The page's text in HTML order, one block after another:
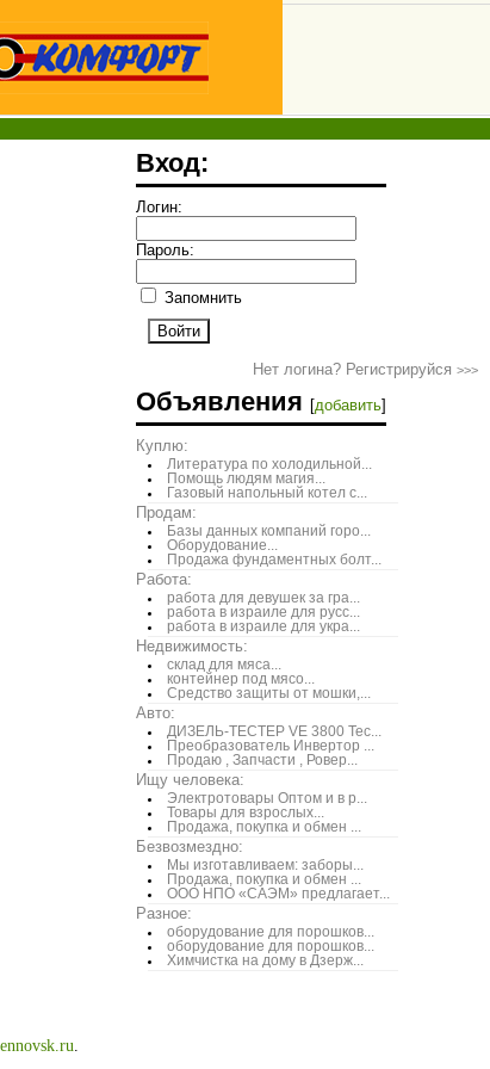
Вход:
Логин:
Пароль:
Запомнить
Нет логина? Регистрируйся >>>
Объявления [добавить]
Куплю:
Литература по холодильной...
Помощь людям магия...
Газовый напольный котел с...
Продам:
Базы данных компаний горо...
Оборудование...
Продажа фундаментных болт...
Работа:
работа для девушек за гра...
работа в израиле для русс...
работа в израиле для укра...
Недвижимость:
склад для мяса...
контейнер под мясо...
Средство защиты от мошки,...
Авто:
ДИЗЕЛЬ-ТЕСТЕР VE 3800 Тес...
Преобразователь Инвертор ...
Продаю , Запчасти , Ровер...
Ищу человека:
Электротовары Оптом и в р...
Товары для взрослых...
Продажа, покупка и обмен ...
Безвозмездно:
Мы изготавливаем: заборы...
Продажа, покупка и обмен ...
ООО НПО «САЭМ» предлагает...
Разное:
оборудование для порошков...
оборудование для порошков...
Химчистка на дому в Дзерж...